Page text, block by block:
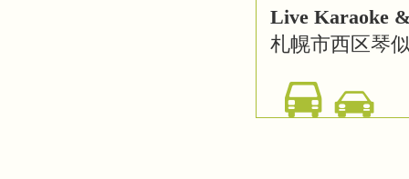
Live Karaoke
札幌市西区琴